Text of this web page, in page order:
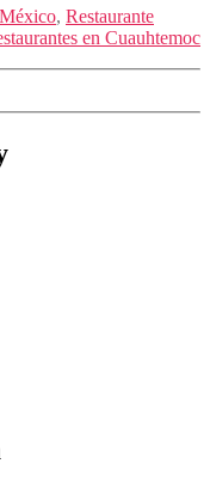
México, Restaurante
en Cuauhtemoc